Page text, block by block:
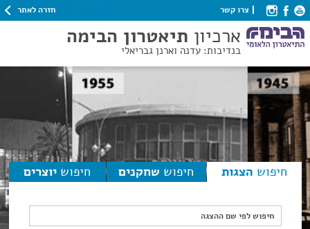
צרו קשר חזרה לאתר
ארכיון תיאטרון הבימה
בנדיבות: עדנה וארנן גבריאלי
חיפוש הצגות חיפוש שחקנים חיפוש יוצרים
חיפוש לפי שם ההצגה